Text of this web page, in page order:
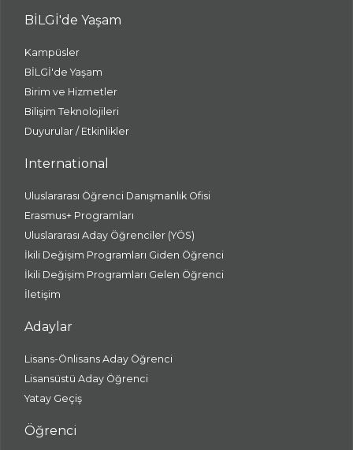
BİLGİ'de Yaşam
Kampüsler
BİLGİ'de Yaşam
Birim ve Hizmetler
Bilişim Teknolojileri
Duyurular / Etkinlikler
International
Uluslararası Öğrenci Danışmanlık Ofisi
Erasmus+ Programları
Uluslararası Aday Öğrenciler (YÖS)
İkili Değişim Programları Giden Öğrenci
İkili Değişim Programları Gelen Öğrenci
İletişim
Adaylar
Lisans-Önlisans Aday Öğrenci
Lisansüstü Aday Öğrenci
Yatay Geçiş
Öğrenci